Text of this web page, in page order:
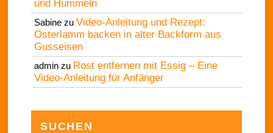
und Hummeln
Sabine zuVideo-Anleitung und Rezept:
Osterlamm backen in alter Backform aus
Gusseisen
admin zu Rost entfernen mit Essig – Eine
Video-Anleitung für Anfänger
SUCHEN